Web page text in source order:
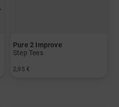
Pure 2 Improve
Step Tees
2,95 €